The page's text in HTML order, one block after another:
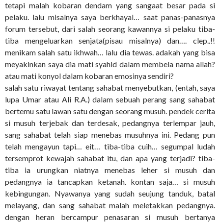
tetapi malah kobaran dendam yang sangaat besar pada si
pelaku. lalu misalnya saya berkhayal… saat panas-panasnya
forum tersebut, dari salah seorang kawannya si pelaku tiba-
tiba mengeluarkan senjata(pisau misalnya) dan…. clep..!!
menikam salah satu ikhwah… lalu dia tewas. adakah yang bisa
meyakinkan saya dia mati syahid dalam membela nama allah?
atau mati konyol dalam kobaran emosinya sendiri?
salah satu riwayat tentang sahabat menyebutkan, (entah, saya
lupa Umar atau Ali R.A.) dalam sebuah perang sang sahabat
bertemu satu lawan satu dengan seorang musuh. pendek cerita
si musuh terjebak dan terdesak, pedangnya terlempar jauh,
sang sahabat telah siap menebas musuhnya ini. Pedang pun
telah mengayun tapi… eit… tiba-tiba cuih… segumpal ludah
tersemprot kewajah sahabat itu, dan apa yang terjadi? tiba-
tiba ia urungkan niatnya menebas leher si musuh dan
pedangnya ia tancapkan ketanah. kontan saja… si musuh
kebingungan. Nyawanya yang sudah seujung tanduk, batal
melayang, dan sang sahabat malah meletakkan pedangnya.
dengan heran bercampur penasaran si musuh bertanya